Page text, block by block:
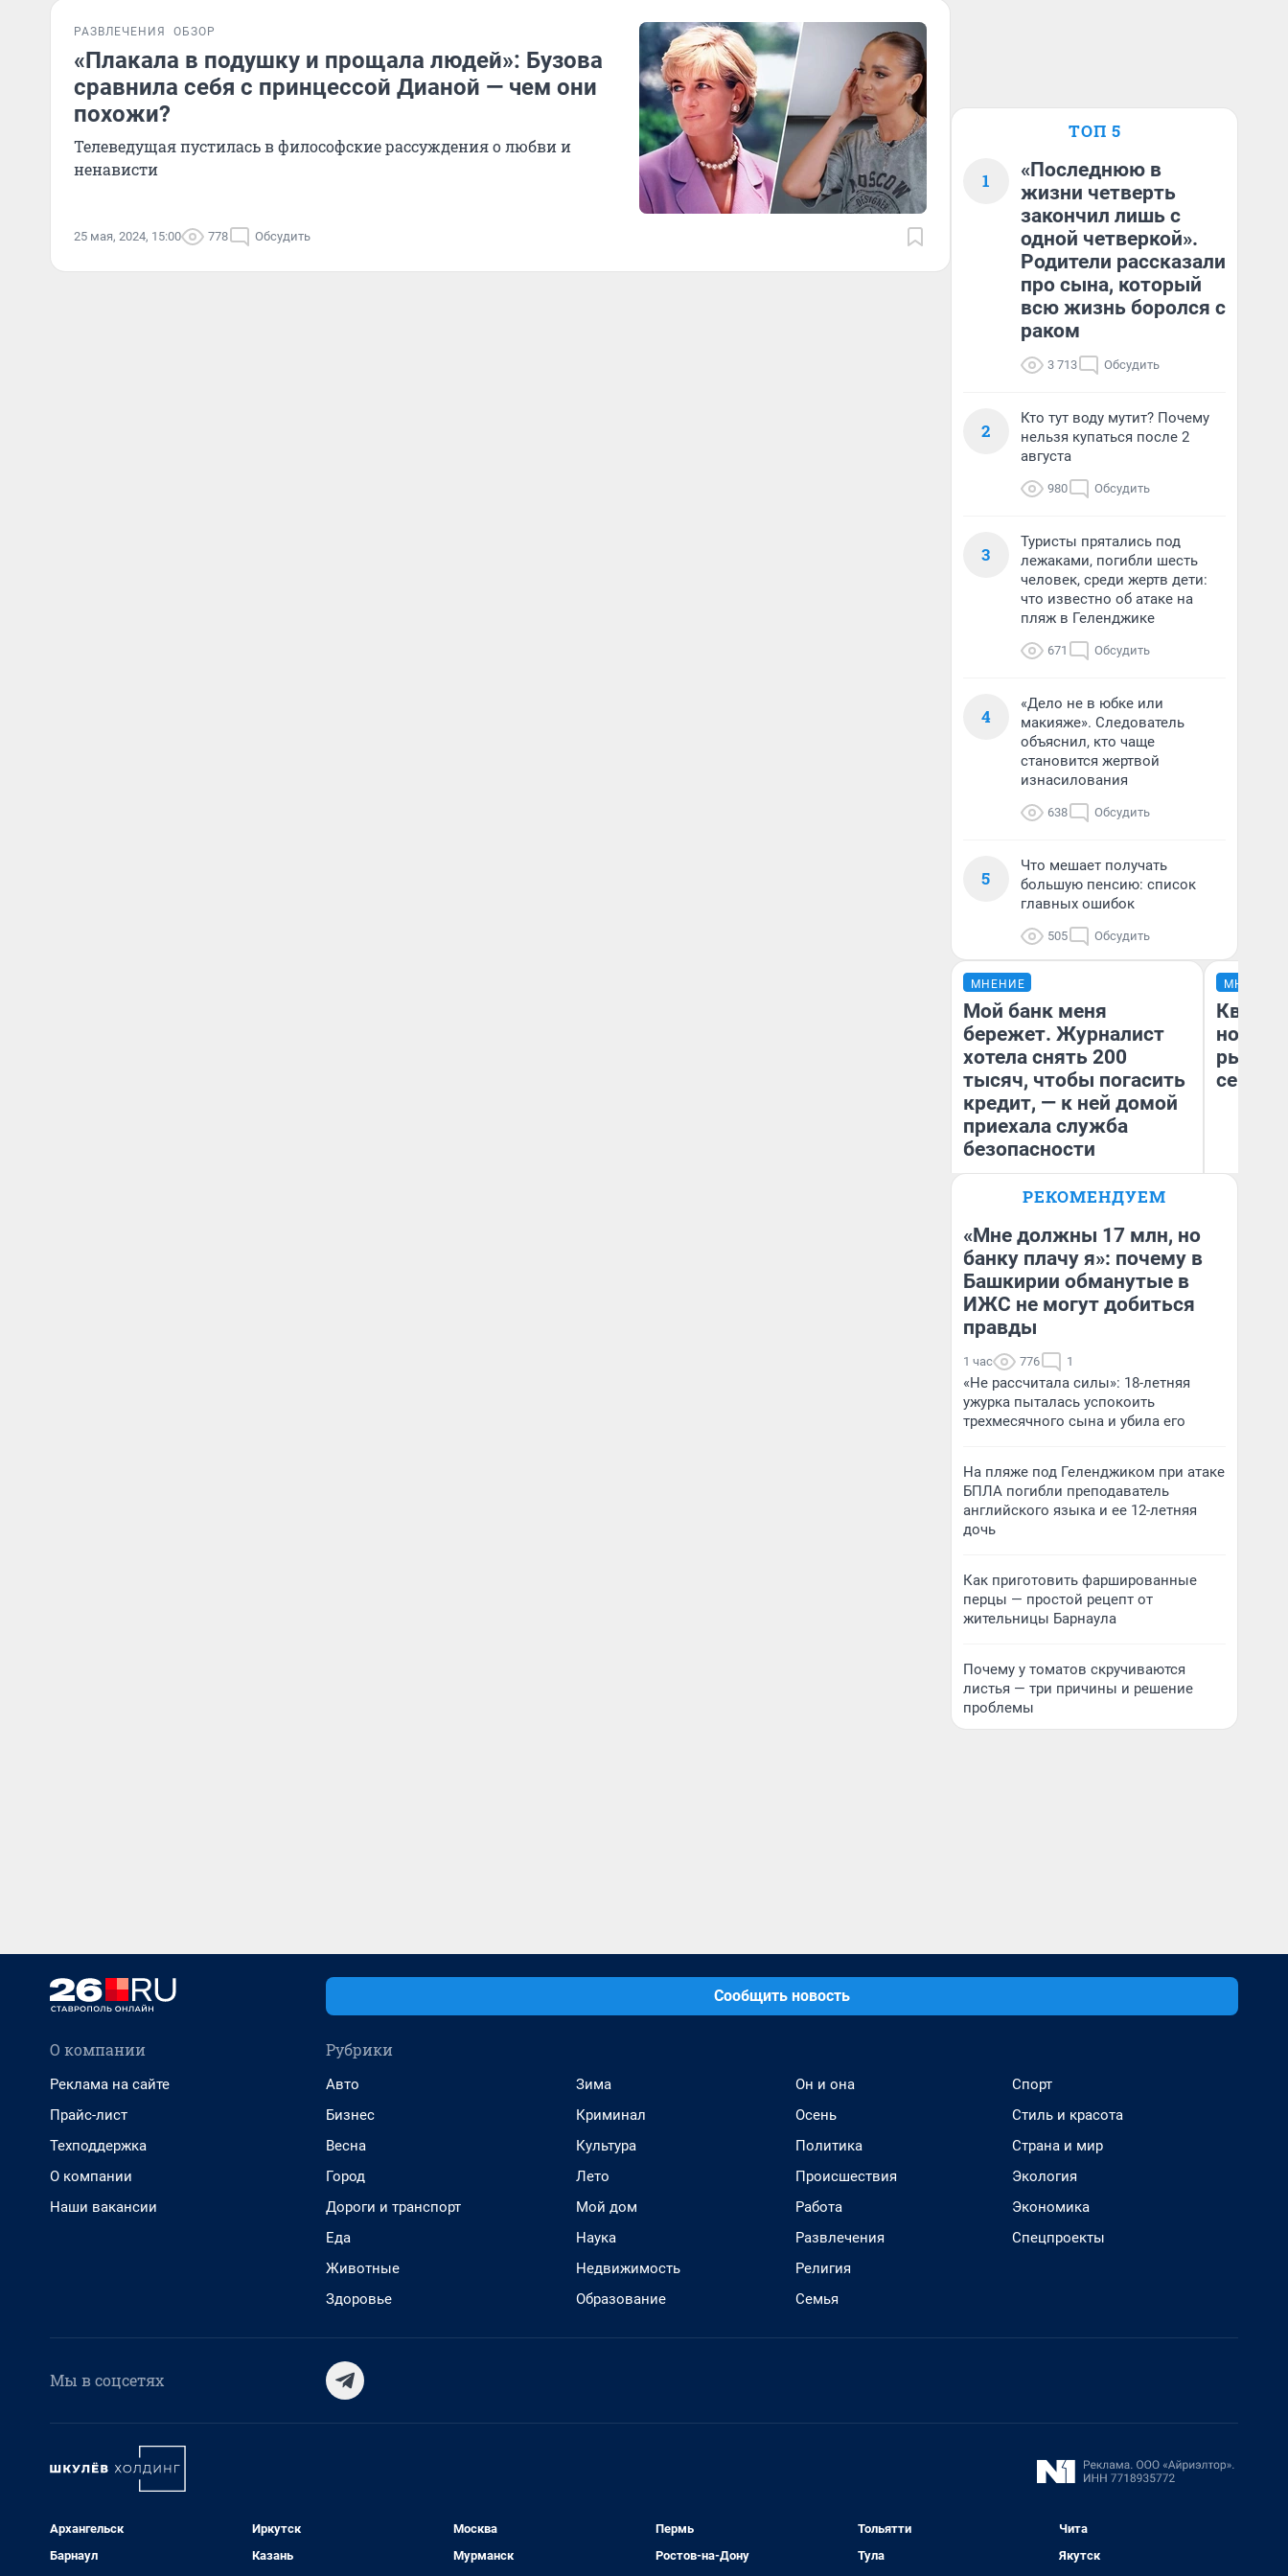
РАЗВЛЕЧЕНИЯ ОБЗОР
«Плакала в подушку и прощала людей»: Бузова
сравнила себя с принцессой Дианой — чем они
похожи?
Телеведущая пустилась в философские рассуждения о любви и
ненависти
25 мая, 2024, 15:00 778 Обсудить
ТОП 5
1
«Последнюю в
жизни четверть
закончил лишь с
одной четверкой».
Родители рассказали
про сына, который
всю жизнь боролся с
раком
3 713 Обсудить
2
Кто тут воду мутит? Почему
нельзя купаться после 2
августа
980 Обсудить
3
Туристы прятались под
лежаками, погибли шесть
человек, среди жертв дети:
что известно об атаке на
пляж в Геленджике
671 Обсудить
4
«Дело не в юбке или
макияже». Следователь
объяснил, кто чаще
становится жертвой
изнасилования
638 Обсудить
5
Что мешает получать
большую пенсию: список
главных ошибок
505 Обсудить
МНЕНИЕ
Мой банк меня
бережет. Журналист
хотела снять 200
тысяч, чтобы погасить
кредит, — к ней домой
приехала служба
безопасности
Ксения Владимирская
МНЕНИЕ
но
рынок
РЕКОМЕНДУЕМ
«Мне должны 17 млн, но
банку плачу я»: почему в
Башкирии обманутые в
ИЖС не могут добиться
правды
1 час 776 1
«Не рассчитала силы»: 18-летняя
ужурка пыталась успокоить
трехмесячного сына и убила его
На пляже под Геленджиком при атаке
БПЛА погибли преподаватель
английского языка и ее 12-летняя
дочь
Как приготовить фаршированные
перцы — простой рецепт от
жительницы Барнаула
Почему у томатов скручиваются
листья — три причины и решение
проблемы
Сообщить новость
О компании
Реклама на сайте
Прайс-лист
Техподдержка
О компании
Наши вакансии
Рубрики
Авто
Бизнес
Весна
Город
Дороги и транспорт
Еда
Животные
Здоровье
Зима
Криминал
Культура
Лето
Мой дом
Наука
Недвижимость
Образование
Он и она
Осень
Политика
Происшествия
Работа
Развлечения
Религия
Семья
Спорт
Стиль и красота
Страна и мир
Экология
Экономика
Спецпроекты
Мы в соцсетях
Архангельск
Барнаул
Иркутск
Казань
Москва
Мурманск
Пермь
Ростов-на-Дону
Тольятти
Тула
Чита
Якутск